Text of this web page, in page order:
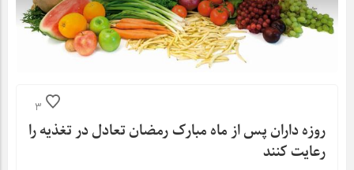
3
روزه داران پس از ماه مبارک رمضان تعادل در تغذیه را
رعایت کنند